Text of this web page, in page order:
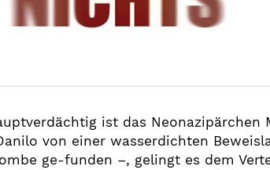
ist das
von einer wasserdichten
ge-funden –, gelingt es dem